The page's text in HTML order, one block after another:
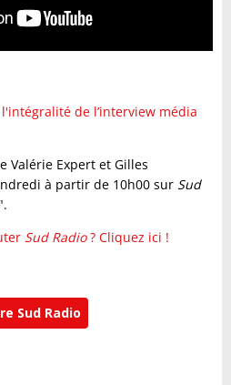
de l’interview média
Valérie Expert et Gilles
à partir de 10h00 sur Sud
Sud Radio? Cliquez ici !
Sud Radio